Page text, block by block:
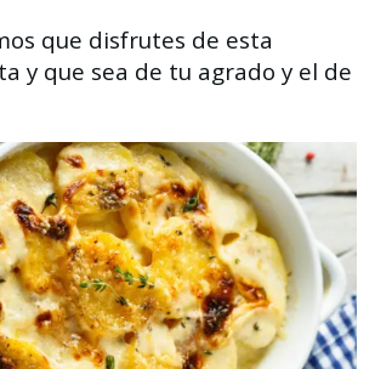
que disfrutes de esta
y que sea de tu agrado y el de